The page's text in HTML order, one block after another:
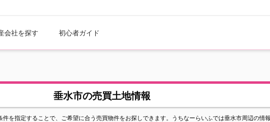
会社を探す 初心者ガイド
垂水市の売買土地情報
を指定することで、ご希望に合う売買物件をお探しできます。うちなーらいふでは垂水市周辺の情